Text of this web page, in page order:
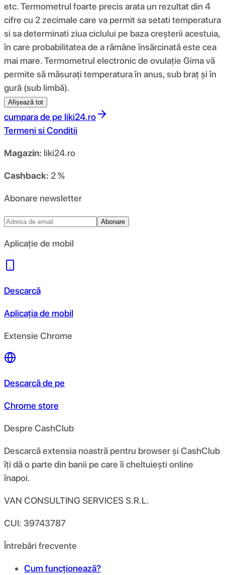
etc. Termometrul foarte precis arata un rezultat din 4
cifre cu 2 zecimale care va permit sa setati temperatura
si sa determinati ziua ciclului pe baza creșterii acestuia,
în care probabilitatea de a rămâne însărcinată este cea
mai mare. Termometrul electronic de ovulație Gima vă
permite să măsurați temperatura în anus, sub braț și în
gură (sub limbă).
Afișează tot
cumpara de pe liki24.ro
Termeni si Conditii
Magazin: liki24.ro
Cashback: 2 %
Abonare newsletter
Abonare
Aplicație de mobil
Descarcă
Aplicația de mobil
Extensie Chrome
Descarcă de pe
Chrome store
Despre CashClub
Descarcă extensia noastră pentru browser și CashClub
îți dă o parte din banii pe care îi cheltuiești online
înapoi.
VAN CONSULTING SERVICES S.R.L.
CUI: 39743787
Întrebări frecvente
Cum funcționează?